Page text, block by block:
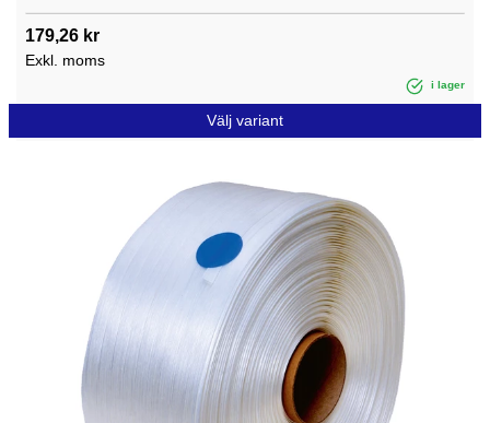
179,26 kr
Exkl. moms
i lager
Välj variant